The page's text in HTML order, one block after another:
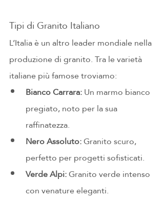
Tipi di Granito Italiano
L’Italia è un altro leader mondiale nella
produzione di granito. Tra le varietà
italiane più famose troviamo:
Bianco Carrara: Un marmo bianco
pregiato, noto per la sua
raffinatezza.
Nero Assoluto: Granito scuro,
perfetto per progetti sofisticati.
Verde Alpi: Granito verde intenso
con venature eleganti.